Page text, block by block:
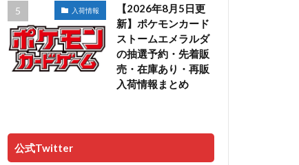
入荷情報
【2026年8月5日更
新】ポケモンカード
ストームエメラルダ
の抽選予約・先着販
売・在庫あり・再販
入荷情報まとめ
公式Twitter